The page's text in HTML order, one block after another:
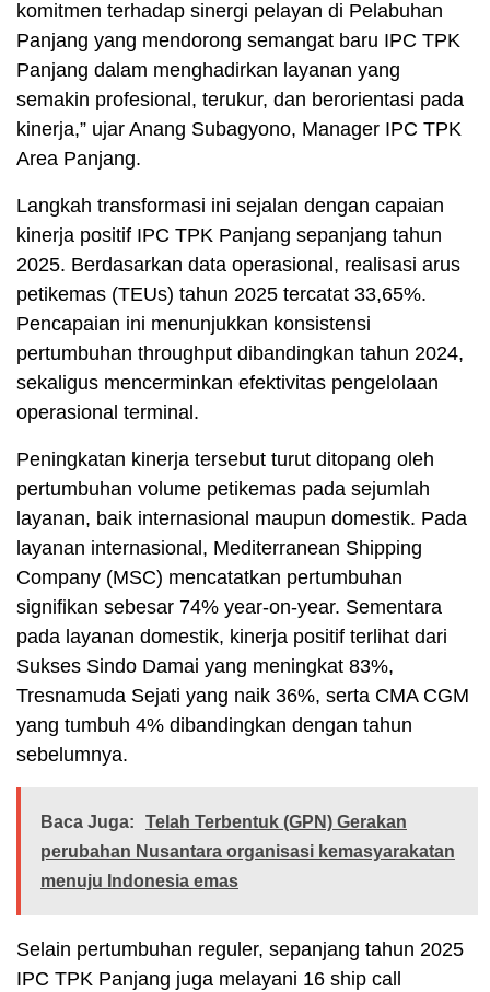
komitmen terhadap sinergi pelayan di Pelabuhan
Panjang yang mendorong semangat baru IPC TPK
Panjang dalam menghadirkan layanan yang
semakin profesional, terukur, dan berorientasi pada
kinerja,” ujar Anang Subagyono, Manager IPC TPK
Area Panjang.
Langkah transformasi ini sejalan dengan capaian
kinerja positif IPC TPK Panjang sepanjang tahun
2025. Berdasarkan data operasional, realisasi arus
petikemas (TEUs) tahun 2025 tercatat 33,65%.
Pencapaian ini menunjukkan konsistensi
pertumbuhan throughput dibandingkan tahun 2024,
sekaligus mencerminkan efektivitas pengelolaan
operasional terminal.
Peningkatan kinerja tersebut turut ditopang oleh
pertumbuhan volume petikemas pada sejumlah
layanan, baik internasional maupun domestik. Pada
layanan internasional, Mediterranean Shipping
Company (MSC) mencatatkan pertumbuhan
signifikan sebesar 74% year-on-year. Sementara
pada layanan domestik, kinerja positif terlihat dari
Sukses Sindo Damai yang meningkat 83%,
Tresnamuda Sejati yang naik 36%, serta CMA CGM
yang tumbuh 4% dibandingkan dengan tahun
sebelumnya.
Baca Juga:
Telah Terbentuk (GPN) Gerakan
perubahan Nusantara organisasi kemasyarakatan
menuju Indonesia emas
Selain pertumbuhan reguler, sepanjang tahun 2025
IPC TPK Panjang juga melayani 16 ship call